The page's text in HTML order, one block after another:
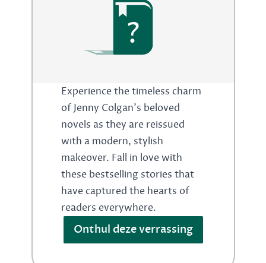
?
Experience the timeless charm
of Jenny Colgan's beloved
novels as they are reissued
with a modern, stylish
makeover. Fall in love with
these bestselling stories that
have captured the hearts of
readers everywhere.
Onthul deze verrassing